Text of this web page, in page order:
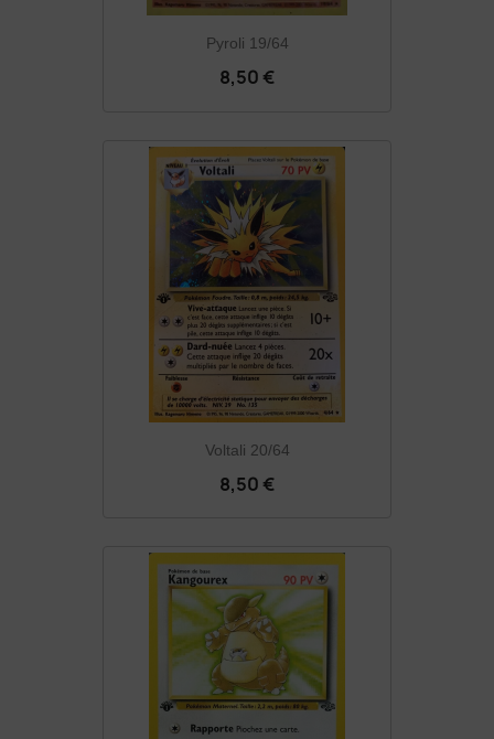
Pyroli 19/64
8,50 €
Voltali 20/64
8,50 €